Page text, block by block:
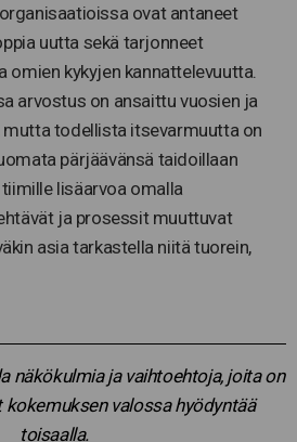
ovat antaneet
uutta sekä tarjonneet
omien kykyjen kannattelevuutta.
arvostus on ansaittu vuosien ja
todellista itsevarmuutta on
pärjäävänsä taidoillaan
lisäarvoa omalla
ja prosessit muuttuvat
asia tarkastella niitä tuorein,
näkökulmia ja vaihtoehtoja, joita on
valossa hyödyntää
toisaalla.